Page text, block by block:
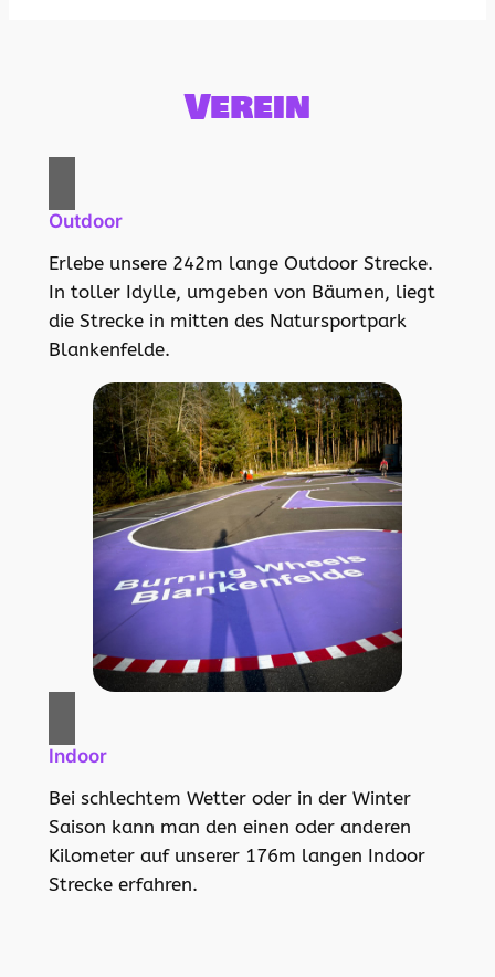
Verein
Outdoor
Erlebe unsere 242m lange Outdoor Strecke.
In toller Idylle, umgeben von Bäumen, liegt
die Strecke in mitten des Natursportpark
Blankenfelde.
Indoor
Bei schlechtem Wetter oder in der Winter
Saison kann man den einen oder anderen
Kilometer auf unserer 176m langen Indoor
Strecke erfahren.